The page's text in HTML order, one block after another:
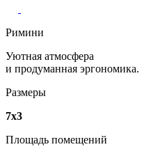
Римини
Уютная атмосфера
и продуманная эргономика.
Размеры
7х3
Площадь помещений